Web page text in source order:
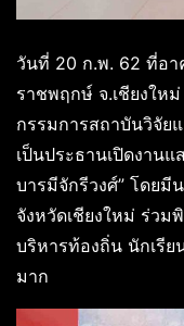
วันที่ 20 ก.พ. 62 ที่อา
ราชพฤกษ์ จ.เชียงให
กรรมการสถาบันวิจั
เป็นประธานเปิดงาน
บารมีจักรีวงศ์” โดยมี
จังหวัดเชียงใหม่ ร่ว
บริหารท้องถิ่น นักเรี
มาก